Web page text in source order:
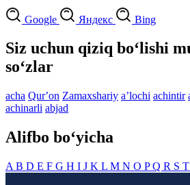
Google Яндекс Bing
Siz uchun qiziq bo‘lishi
so‘zlar
acha Qurʼon Zamaxshariy aʼlochi achintir
achinarli abjad
Alifbo bo‘yicha
A B D E F G H I J K L M N O PQ R S T